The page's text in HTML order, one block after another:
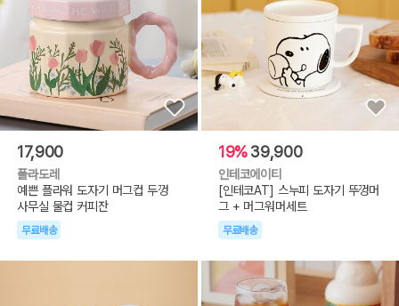
17,900
폴라도레
예쁜 플라워 도자기 머그컵 두껑
사무실 물컵 커피잔
무료배송
19%39,900
인테코에이티
[인테코AT] 스누피 도자기 뚜껑머
그 + 머그워머세트
무료배송